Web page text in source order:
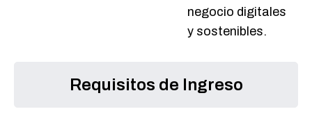
Requisitos de Ingreso
negocio digitales
y sostenibles.